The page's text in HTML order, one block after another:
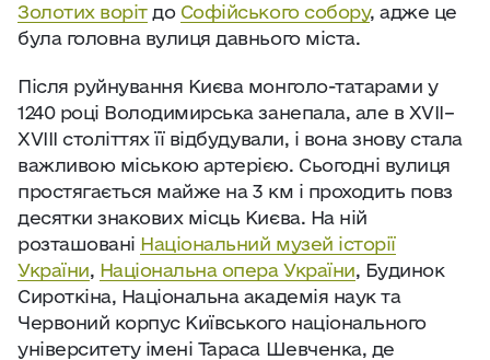
Золотих ворітдо Софійського собору, адже це
була головна вулиця давнього міста.
Після руйнування Києва монголо-татарами у
1240 році Володимирська занепала, але в XVII–
XVIII століттях її відбудували, і вона знову стала
важливою міською артерією. Сьогодні вулиця
простягається майже на 3 км і проходить повз
десятки знакових місць Києва. На ній
розташовані Національний музей історії
України, Національна опера України, Будинок
Сироткіна, Національна академія наук та
Червоний корпус Київського національного
університету імені Тараса Шевченка, де